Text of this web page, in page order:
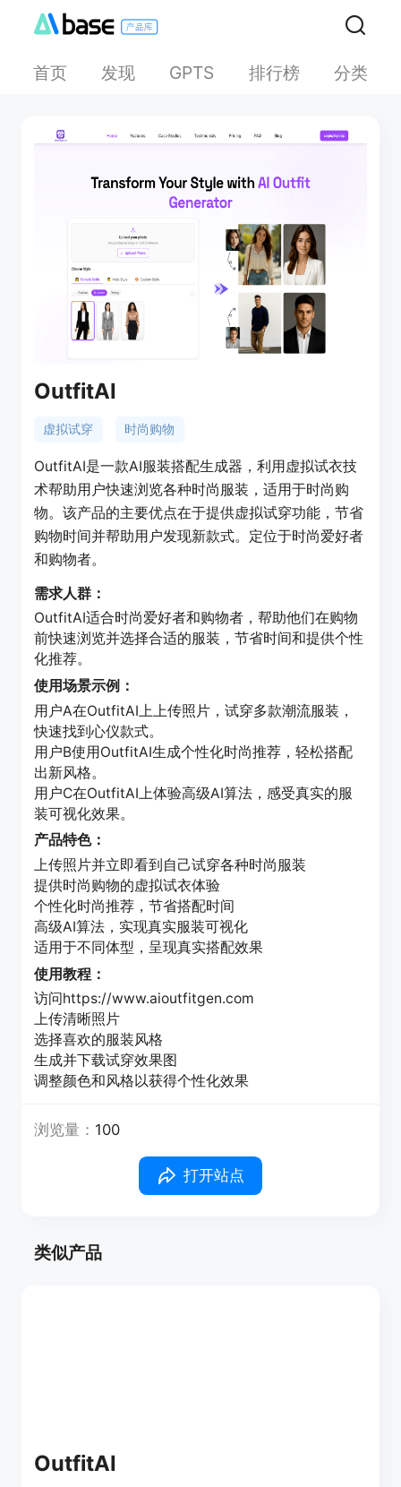
首页 发现 GPTS 排行榜 分类
OutfitAI
虚拟试穿 时尚购物
OutfitAI是一款AI服装搭配生成器，利用虚拟试衣技
术帮助用户快速浏览各种时尚服装，适用于时尚购
物。该产品的主要优点在于提供虚拟试穿功能，节省
购物时间并帮助用户发现新款式。定位于时尚爱好者
和购物者。
需求人群：
OutfitAI适合时尚爱好者和购物者，帮助他们在购物
前快速浏览并选择合适的服装，节省时间和提供个性
化推荐。
使用场景示例：
用户A在OutfitAI上上传照片，试穿多款潮流服装，
快速找到心仪款式。
用户B使用OutfitAI生成个性化时尚推荐，轻松搭配
出新风格。
用户C在OutfitAI上体验高级AI算法，感受真实的服
装可视化效果。
产品特色：
上传照片并立即看到自己试穿各种时尚服装
提供时尚购物的虚拟试衣体验
个性化时尚推荐，节省搭配时间
高级AI算法，实现真实服装可视化
适用于不同体型，呈现真实搭配效果
使用教程：
访问https://www.aioutfitgen.com
上传清晰照片
选择喜欢的服装风格
生成并下载试穿效果图
调整颜色和风格以获得个性化效果
浏览量： 100
打开站点
类似产品
OutfitAI